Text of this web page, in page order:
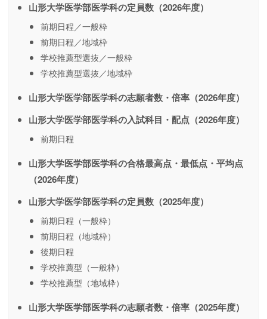
山形大学医学部医学科の定員数（2026年度）
前期日程／一般枠
前期日程／地域枠
学校推薦型選抜／一般枠
学校推薦型選抜／地域枠
山形大学医学部医学科の志願者数・倍率（2026年度）
山形大学医学部医学科の入試科目・配点（2026年度）
前期日程
山形大学医学部医学科の合格最高点・最低点・平均点
（2026年度）
山形大学医学部医学科の定員数（2025年度）
前期日程（一般枠）
前期日程（地域枠）
後期日程
学校推薦型（一般枠）
学校推薦型（地域枠）
山形大学医学部医学科の志願者数・倍率（2025年度）